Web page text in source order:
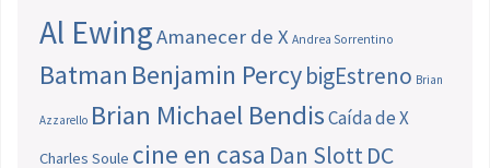
Al EwingAmanecer de X Andrea Sorrentino
Batman Benjamin PercybigEstreno Brian
Azzarello Brian Michael BendisCaída de X
Charles Soule cine en casa Dan SlottDC